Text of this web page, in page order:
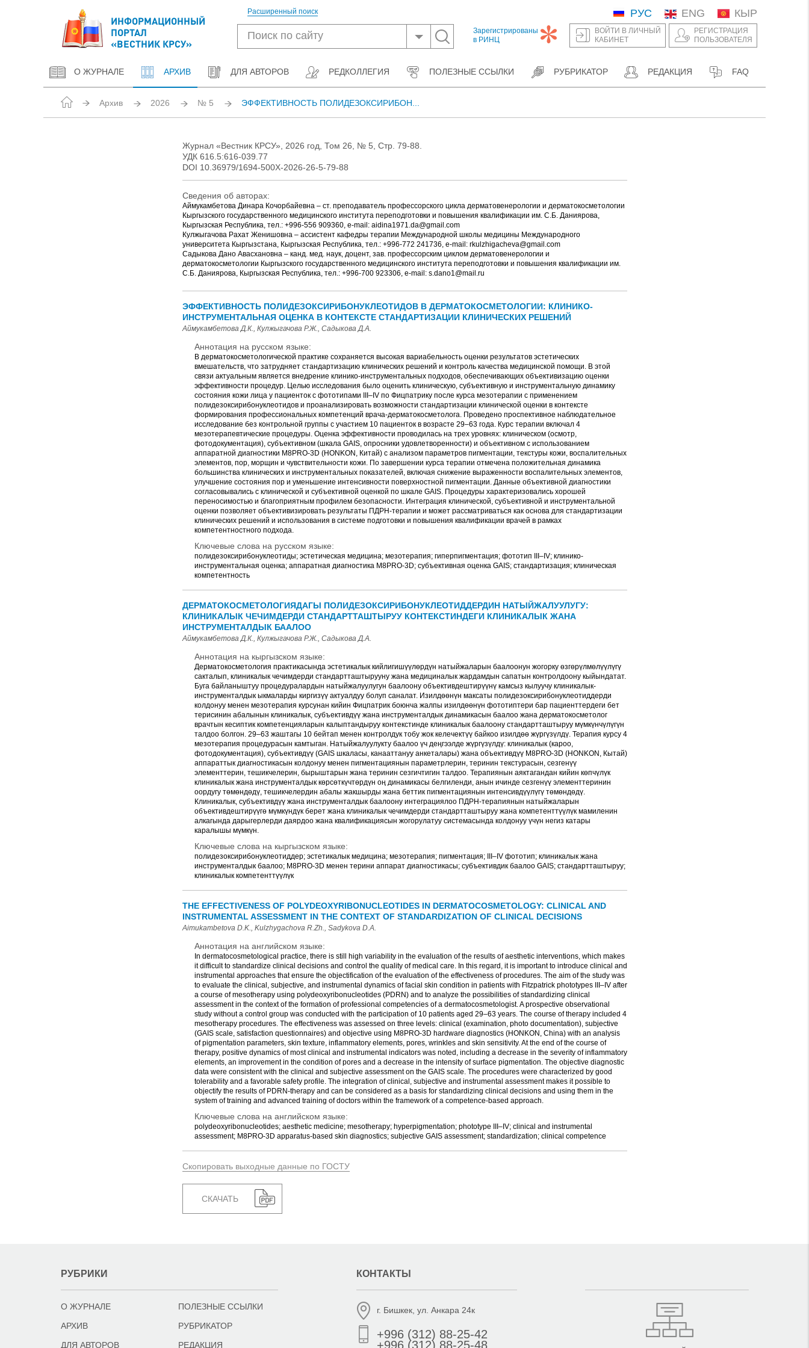
ИНФОРМАЦИОННЫЙ
ПОРТАЛ
«ВЕСТНИК КРСУ»
Расширенный поиск
Зарегистрированы
в РИНЦ
РУС ENG КЫР
ВОЙТИ В ЛИЧНЫЙ
КАБИНЕТ
РЕГИСТРАЦИЯ
ПОЛЬЗОВАТЕЛЯ
О ЖУРНАЛЕ АРХИВ ДЛЯ АВТОРОВ РЕДКОЛЛЕГИЯ ПОЛЕЗНЫЕ ССЫЛКИ РУБРИКАТОР РЕДАКЦИЯ FAQ
Архив 2026 № 5 ЭФФЕКТИВНОСТЬ ПОЛИДЕЗОКСИРИБОН...
Журнал «Вестник КРСУ», 2026 год, Том 26, № 5, Стр. 79-88.
УДК 616.5:616-039.77
DOI 10.36979/1694-500Х-2026-26-5-79-88
Сведения об авторах:
Аймукамбетова Динара Кочорбайевна – ст. преподаватель профессорского цикла дерматовенерологии и дерматокосметологии
Кыргызского государственного медицинского института переподготовки и повышения квалификации им. С.Б. Даниярова,
Кыргызская Республика, тел.: +996-556 909360, e-mail: aidina1971.da@gmail.com
Кулжыгачова Рахат Женишовна – ассистент кафедры терапии Международной школы медицины Международного
университета Кыргызстана, Кыргызская Республика, тел.: +996-772 241736, e-mail: rkulzhigacheva@gmail.com
Садыкова Дано Авасхановна – канд. мед. наук, доцент, зав. профессорским циклом дерматовенерологии и
дерматокосметологии Кыргызского государственного медицинского института переподготовки и повышения квалификации им.
С.Б. Даниярова, Кыргызская Республика, тел.: +996-700 923306, e-mail: s.dano1@mail.ru
ЭФФЕКТИВНОСТЬ ПОЛИДЕЗОКСИРИБОНУКЛЕОТИДОВ В ДЕРМАТОКОСМЕТОЛОГИИ: КЛИНИКО-
ИНСТРУМЕНТАЛЬНАЯ ОЦЕНКА В КОНТЕКСТЕ СТАНДАРТИЗАЦИИ КЛИНИЧЕСКИХ РЕШЕНИЙ
Аймукамбетова Д.К., Кулжыгачова Р.Ж., Садыкова Д.А.
Аннотация на русском языке:
В дерматокосметологической практике сохраняется высокая вариабельность оценки результатов эстетических
вмешательств, что затрудняет стандартизацию клинических решений и контроль качества медицинской помощи. В этой
связи актуальным является внедрение клинико-инструментальных подходов, обеспечивающих объективизацию оценки
эффективности процедур. Целью исследования было оценить клиническую, субъективную и инструментальную динамику
состояния кожи лица у пациенток с фототипами III–IV по Фицпатрику после курса мезотерапии с применением
полидезоксирибонуклеотидов и проанализировать возможности стандартизации клинической оценки в контексте
формирования профессиональных компетенций врача-дерматокосметолога. Проведено проспективное наблюдательное
исследование без контрольной группы с участием 10 пациенток в возрасте 29–63 года. Курс терапии включал 4
мезотерапевтические процедуры. Оценка эффективности проводилась на трех уровнях: клиническом (осмотр,
фотодокументация), субъективном (шкала GAIS, опросники удовлетворенности) и объективном с использованием
аппаратной диагностики M8PRO-3D (HONKON, Китай) с анализом параметров пигментации, текстуры кожи, воспалительных
элементов, пор, морщин и чувствительности кожи. По завершении курса терапии отмечена положительная динамика
большинства клинических и инструментальных показателей, включая снижение выраженности воспалительных элементов,
улучшение состояния пор и уменьшение интенсивности поверхностной пигментации. Данные объективной диагностики
согласовывались с клинической и субъективной оценкой по шкале GAIS. Процедуры характеризовались хорошей
переносимостью и благоприятным профилем безопасности. Интеграция клинической, субъективной и инструментальной
оценки позволяет объективизировать результаты ПДРН-терапии и может рассматриваться как основа для стандартизации
клинических решений и использования в системе подготовки и повышения квалификации врачей в рамках
компетентностного подхода.
Ключевые слова на русском языке:
полидезоксирибонуклеотиды; эстетическая медицина; мезотерапия; гиперпигментация; фототип III–IV; клинико-
инструментальная оценка; аппаратная диагностика M8PRO-3D; субъективная оценка GAIS; стандартизация; клиническая
компетентность
ДЕРМАТОКОСМЕТОЛОГИЯДАГЫ ПОЛИДЕЗОКСИРИБОНУКЛЕОТИДДЕРДИН НАТЫЙЖАЛУУЛУГУ:
КЛИНИКАЛЫК ЧЕЧИМДЕРДИ СТАНДАРТТАШТЫРУУ КОНТЕКСТИНДЕГИ КЛИНИКАЛЫК ЖАНА
ИНСТРУМЕНТАЛДЫК БААЛОО
Аймукамбетова Д.К., Кулжыгачова Р.Ж., Садыкова Д.А.
Аннотация на кыргызском языке:
Дерматокосметология практикасында эстетикалык кийлигишүүлөрдүн натыйжаларын баалоонун жогорку өзгөрүлмөлүүлүгү
сакталып, клиникалык чечимдерди стандартташтырууну жана медициналык жардамдын сапатын контролдоону кыйындатат.
Буга байланыштуу процедуралардын натыйжалуулугун баалоону объективдештирүүнү камсыз кылуучу клиникалык-
инструменталдык ыкмаларды киргизүү актуалдуу болуп саналат. Изилдөөнүн максаты полидезоксирибонуклеотиддерди
колдонуу менен мезотерапия курсунан кийин Фицпатрик боюнча жалпы изилдөөнүн фототиптери бар пациенттердеги бет
терисинин абалынын клиникалык, субъективдүү жана инструменталдык динамикасын баалоо жана дерматокосметолог
врачтын кесиптик компетенцияларын калыптандыруу контекстинде клиникалык баалоону стандартташтыруу мүмкүнчүлүгүн
талдоо болгон. 29–63 жаштагы 10 бейтап менен контролдук тобу жок келечектүү байкоо изилдөө жүргүзүлдү. Терапия курсу 4
мезотерапия процедурасын камтыган. Натыйжалуулукту баалоо үч деңгээлде жүргүзүлдү: клиникалык (кароо,
фотодокументация), субъективдүү (GAIS шкаласы, канааттануу анкеталары) жана объективдүү M8PRO-3D (HONKON, Кытай)
аппараттык диагностикасын колдонуу менен пигментациянын параметрлерин, теринин текстурасын, сезгенүү
элементтерин, тешикчелерин, бырыштарын жана теринин сезгичтигин талдоо. Терапиянын аяктагандан кийин көпчүлүк
клиникалык жана инструменталдык көрсөткүчтөрдүн оң динамикасы белгиленди, анын ичинде сезгенүү элементтеринин
оордугу төмөндөдү, тешикчелердин абалы жакшырды жана беттик пигментациянын интенсивдүүлүгү төмөндөдү.
Клиникалык, субъективдүү жана инструменталдык баалоону интеграциялоо ПДРН-терапиянын натыйжаларын
объективдештирүүгө мүмкүндүк берет жана клиникалык чечимдерди стандартташтыруу жана компетенттүүлүк мамиленин
алкагында дарыгерлерди даярдоо жана квалификациясын жогорулатуу системасында колдонуу үчүн негиз катары
каралышы мүмкүн.
Ключевые слова на кыргызском языке:
полидезоксирибонуклеотиддер; эстетикалык медицина; мезотерапия; пигментация; III–IV фототип; клиникалык жана
инструменталдык баалоо; M8PRO-3D менен терини аппарат диагностикасы; субъективдик баалоо GAIS; стандартташтыруу;
клиникалык компетенттүүлүк
THE EFFECTIVENESS OF POLYDEOXYRIBONUCLEOTIDES IN DERMATOCOSMETOLOGY: CLINICAL AND
INSTRUMENTAL ASSESSMENT IN THE CONTEXT OF STANDARDIZATION OF CLINICAL DECISIONS
Aimukambetova D.K., Kulzhygachova R.Zh., Sadykova D.A.
Аннотация на английском языке:
In dermatocosmetological practice, there is still high variability in the evaluation of the results of aesthetic interventions, which makes
it difficult to standardize clinical decisions and control the quality of medical care. In this regard, it is important to introduce clinical and
instrumental approaches that ensure the objectification of the evaluation of the effectiveness of procedures. The aim of the study was
to evaluate the clinical, subjective, and instrumental dynamics of facial skin condition in patients with Fitzpatrick phototypes III–IV after
a course of mesotherapy using polydeoxyribonucleotides (PDRN) and to analyze the possibilities of standardizing clinical
assessment in the context of the formation of professional competencies of a dermatocosmetologist. A prospective observational
study without a control group was conducted with the participation of 10 patients aged 29–63 years. The course of therapy included 4
mesotherapy procedures. The effectiveness was assessed on three levels: clinical (examination, photo documentation), subjective
(GAIS scale, satisfaction questionnaires) and objective using M8PRO-3D hardware diagnostics (HONKON, China) with an analysis
of pigmentation parameters, skin texture, inflammatory elements, pores, wrinkles and skin sensitivity. At the end of the course of
therapy, positive dynamics of most clinical and instrumental indicators was noted, including a decrease in the severity of inflammatory
elements, an improvement in the condition of pores and a decrease in the intensity of surface pigmentation. The objective diagnostic
data were consistent with the clinical and subjective assessment on the GAIS scale. The procedures were characterized by good
tolerability and a favorable safety profile. The integration of clinical, subjective and instrumental assessment makes it possible to
objectify the results of PDRN-therapy and can be considered as a basis for standardizing clinical decisions and using them in the
system of training and advanced training of doctors within the framework of a competence-based approach.
Ключевые слова на английском языке:
polydeoxyribonucleotides; aesthetic medicine; mesotherapy; hyperpigmentation; phototype III–IV; clinical and instrumental
assessment; M8PRO-3D apparatus-based skin diagnostics; subjective GAIS assessment; standardization; clinical competence
Скопировать выходные данные по ГОСТУ
СКАЧАТЬ
РУБРИКИ
О ЖУРНАЛЕ
АРХИВ
ДЛЯ АВТОРОВ
ПОЛЕЗНЫЕ ССЫЛКИ
РУБРИКАТОР
РЕДАКЦИЯ
КОНТАКТЫ
г. Бишкек, ул. Анкара 24к
+996 (312) 88-25-42
+996 (312) 88-25-48